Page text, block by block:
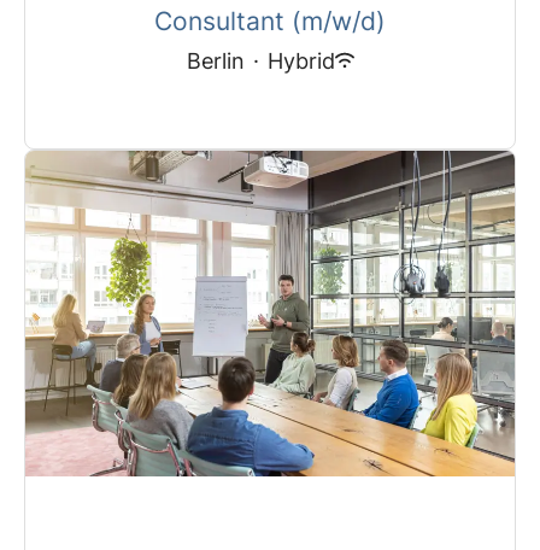
Consultant (m/w/d)
Berlin · Hybrid